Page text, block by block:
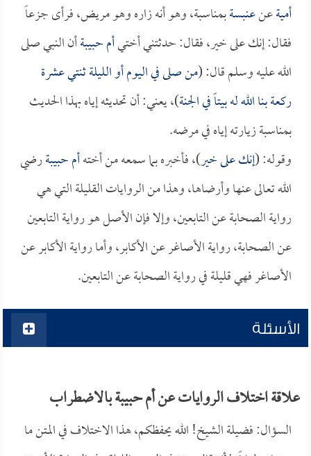
أميةعنعنبسةبمناسبة، وهو أنه زاره وهو مريض، فرأى جزعاً
فقال: إنك على خير، فقال: حدثتني أختيأم حبيبةأن النبي صلى
الله عليه وسلم قال: (من صلى في اليوم أو الليلة ثنتي عشرة
ركعة بنا الله له بيتاً في الجنة)، يعني: أن تحديثه إياه بهذا الحديث
بمناسبة زيارته إياه في مرضه.
وقوله: (إنك على خير)، فأخبره بما سمعه من أختهأم حبيبةرضي
الله تعالى عنها وأرضاها، وهذا من الروايات القليلة التي هي
رواية الصحابة عن التابعين، وإلا فإن الأصل هو رواية التابعين
عن الصحابة، رواية الأصاغر عن الأكابر، وأما رواية الأكابر عن
الأصاغر فهي قليلة في رواية الصحابة عن التابعين.
الأسئلة
علاقة اختلاف الروايات عن أم حبيبة بالاضطراب
السؤال: فضيلة الشيخ! الله يحفظكم، هذا الاختلاف في المتن ما